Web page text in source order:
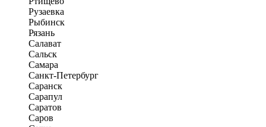
Рузаевка
Рыбинск
Рязань
Салават
Сальск
Самара
Санкт-Петербург
Саранск
Сарапул
Саратов
Саров